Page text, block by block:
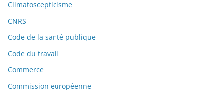
Climatoscepticisme
CNRS
Code de la santé publique
Code du travail
Commerce
Commission européenne